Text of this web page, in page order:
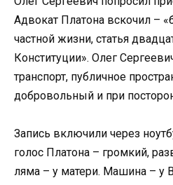
Адвокат Платона вскочил –
частной жизни, статья
Конституции». Олег
транспорт, публичное
добровольный и при
Запись включили через
голос Платона – громкий,
ляма – у матери. Машина – у